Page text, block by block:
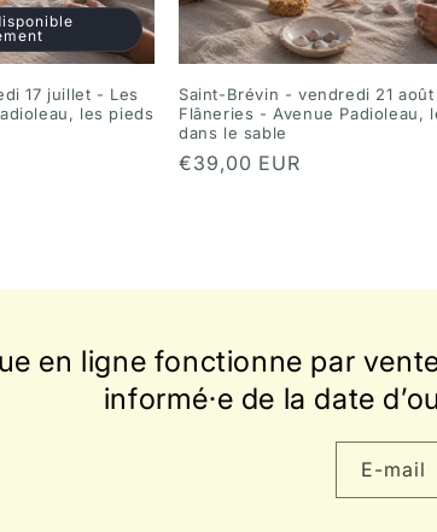
17 juillet - Les
les pieds
Saint-Brévin - vendredi 21
Flâneries - Avenue Padioleau,
dans le sable
Prix
€39,00 EUR
en ligne fonctionne par
informé·e de la date
E-mail